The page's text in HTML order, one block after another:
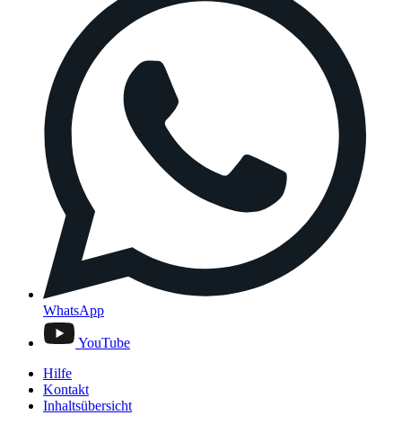
WhatsApp
YouTube
Hilfe
Kontakt
Inhaltsübersicht